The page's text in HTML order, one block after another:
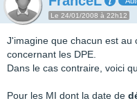
Le 24/01/2008 à 22h12
J'imagine que chacun est au
concernant les DPE.
Dans le cas contraire, voici
Pour les MI dont la date de